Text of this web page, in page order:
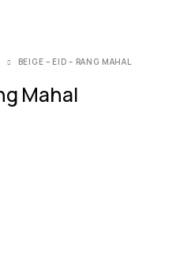
BEIGE – EID – RANG MAHAL
Mahal